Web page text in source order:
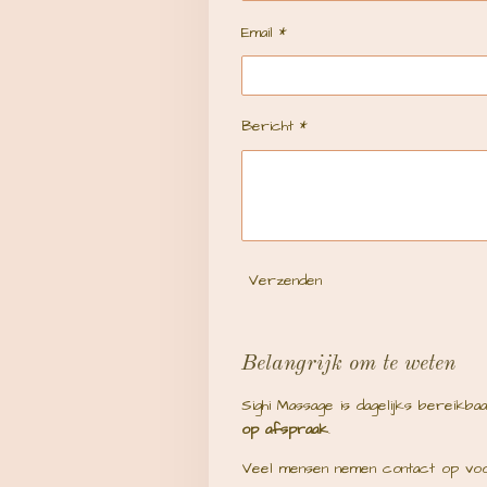
Email *
Bericht *
Verzenden
Belangrijk om te weten
Sighi Massage is dagelijks
op afspraak.
Veel mensen nemen contact op